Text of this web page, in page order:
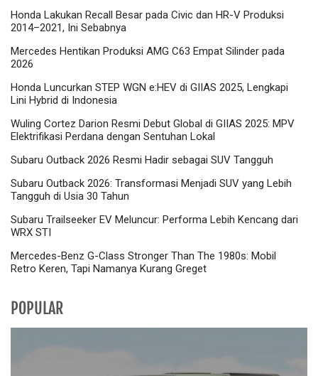
Honda Lakukan Recall Besar pada Civic dan HR-V Produksi
2014–2021, Ini Sebabnya
Mercedes Hentikan Produksi AMG C63 Empat Silinder pada
2026
Honda Luncurkan STEP WGN e:HEV di GIIAS 2025, Lengkapi
Lini Hybrid di Indonesia
Wuling Cortez Darion Resmi Debut Global di GIIAS 2025: MPV
Elektrifikasi Perdana dengan Sentuhan Lokal
Subaru Outback 2026 Resmi Hadir sebagai SUV Tangguh
Subaru Outback 2026: Transformasi Menjadi SUV yang Lebih
Tangguh di Usia 30 Tahun
Subaru Trailseeker EV Meluncur: Performa Lebih Kencang dari
WRX STI
Mercedes-Benz G-Class Stronger Than The 1980s: Mobil
Retro Keren, Tapi Namanya Kurang Greget
POPULAR